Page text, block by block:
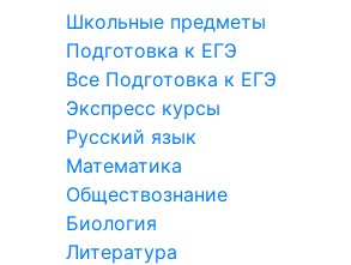
Школьные предметы
Подготовка к ЕГЭ
Все Подготовка к ЕГЭ
Экспресс курсы
Русский язык
Математика
Обществознание
Биология
Литература